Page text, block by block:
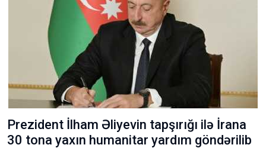
Prezident İlham Əliyevin tapşırığı ilə İrana
30 tona yaxın humanitar yardım göndərilib